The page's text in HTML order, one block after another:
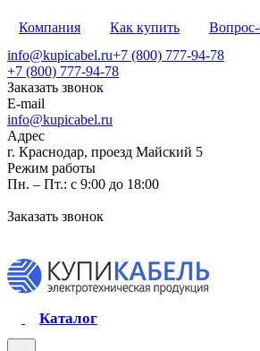
Компания Как купить Вопрос-
info@kupicabel.ru+7 (800) 777-94-78
+7 (800) 777-94-78
Заказать звонок
E-mail
info@kupicabel.ru
Адрес
г. Краснодар, проезд Майский 5
Режим работы
Пн. – Пт.: с 9:00 до 18:00
Заказать звонок
Каталог